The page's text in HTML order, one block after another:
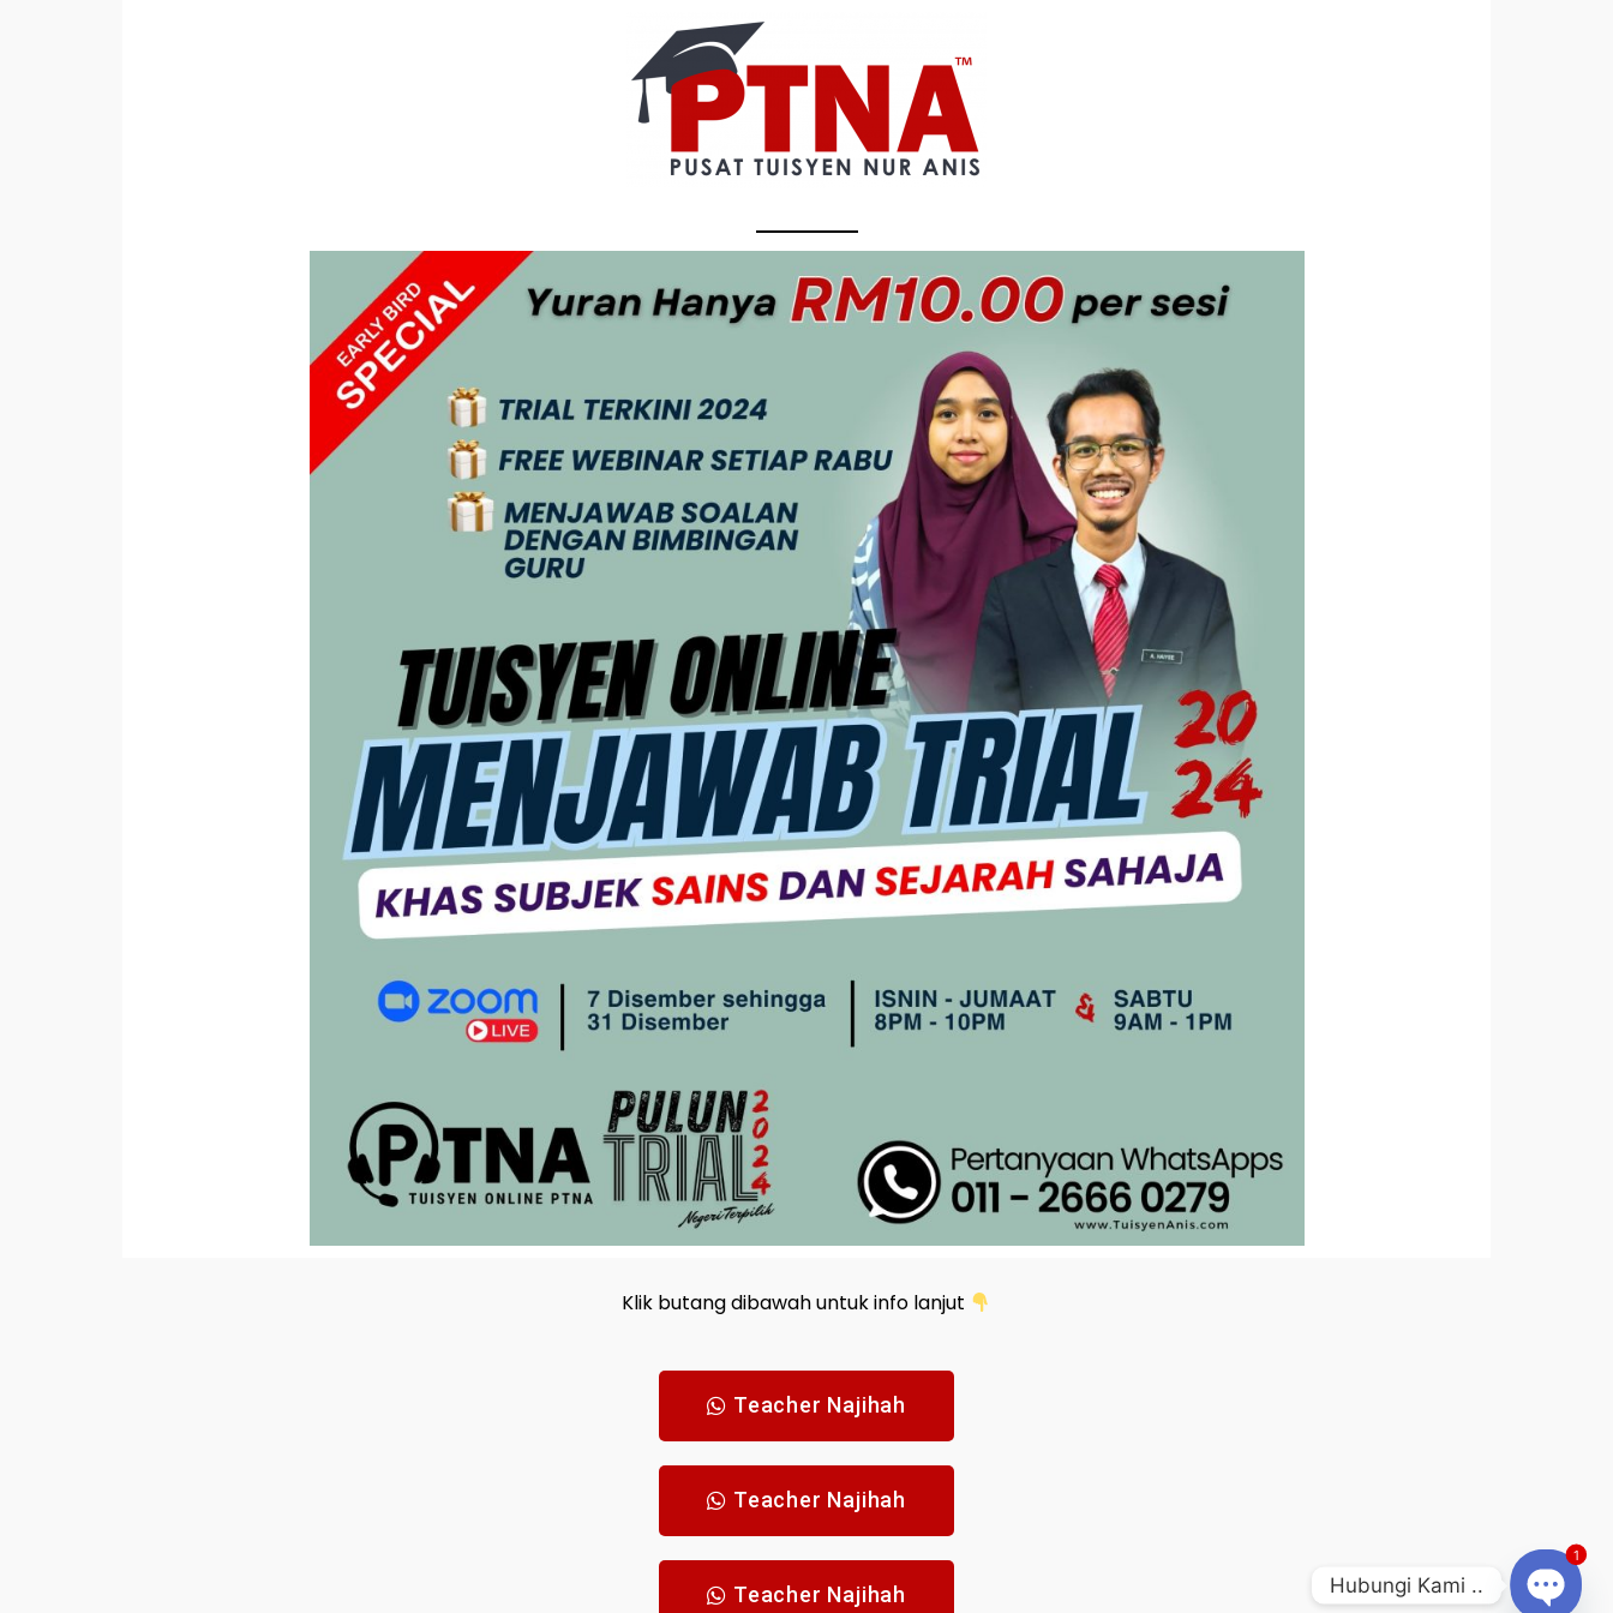
Klik butang dibawah untuk info lanjut
Teacher Najihah
Teacher Najihah
Teacher Najihah Hubungi Kami ..
1